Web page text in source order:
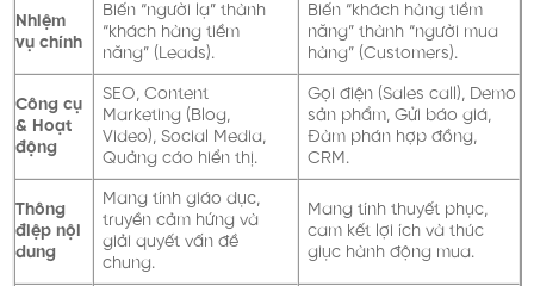
Nhiệm
vụ chính
Biến “người lạ” thành
“khách hàng tiềm
năng” (Leads).
Biến “khách hàng tiềm
năng” thành “người mua
hàng” (Customers).
Công cụ
& Hoạt
động
SEO, Content
Marketing (Blog,
Video), Social Media,
Quảng cáo hiển thị.
Gọi điện (Sales call), Demo
sản phẩm, Gửi báo giá,
Đàm phán hợp đồng,
CRM.
Thông
điệp nội
dung
Mang tính giáo dục,
truyền cảm hứng và
giải quyết vấn đề
chung.
Mang tính thuyết phục,
cam kết lợi ích và thúc
giục hành động mua.